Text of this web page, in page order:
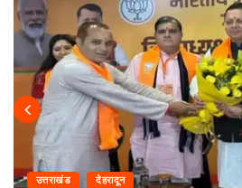
उत्तराखंड देहरादून